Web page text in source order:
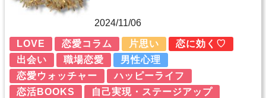
2024/11/06
LOVE 恋愛コラム 片思い
恋に効く♡
出会い
職場恋愛
男性心理
恋愛ウォッチャー
ハッピーライフ
恋活BOOKS
自己実現・ステージアップ